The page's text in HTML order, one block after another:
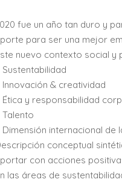
fue un año tan duro y
para ser una mejor
nuevo contexto social y
Sustentabilidad
Innovación & creatividad
Ética y responsabilidad
Talento
Dimensión internacional de
conceptual
con acciones
las áreas de